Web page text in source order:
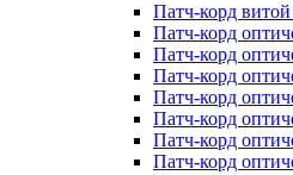
Патч-корд
Патч-корд
Патч-корд
Патч-корд
Патч-корд
Патч-корд
Патч-корд
Патч-корд